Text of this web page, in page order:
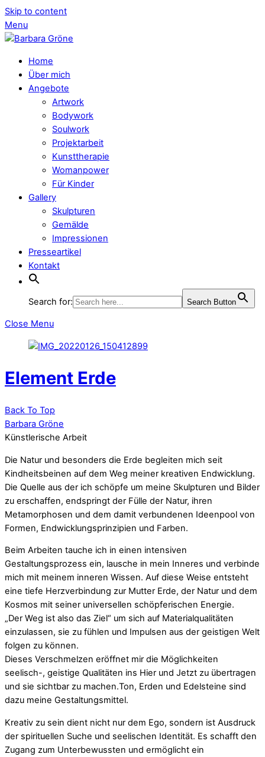
Skip to content
Menu
Home
Über mich
Angebote
Artwork
Bodywork
Soulwork
Projektarbeit
Kunsttherapie
Womanpower
Für Kinder
Gallery
Skulpturen
Gemälde
Impressionen
Presseartikel
Kontakt
Search for: Search Button
Close Menu
Element Erde
Back To Top
Barbara Gröne
Künstlerische Arbeit
Die Natur und besonders die Erde begleiten mich seit
Kindheitsbeinen auf dem Weg meiner kreativen Endwicklung.
Die Quelle aus der ich schöpfe um meine Skulpturen und Bilder
zu erschaffen, endspringt der Fülle der Natur, ihren
Metamorphosen und dem damit verbundenen Ideenpool von
Formen, Endwicklungsprinzipien und Farben.
Beim Arbeiten tauche ich in einen intensiven
Gestaltungsprozess ein, lausche in mein Inneres und verbinde
mich mit meinem inneren Wissen. Auf diese Weise entsteht
eine tiefe Herzverbindung zur Mutter Erde, der Natur und dem
Kosmos mit seiner universellen schöpferischen Energie.
„Der Weg ist also das Ziel“ um sich auf Materialqualitäten
einzulassen, sie zu fühlen und Impulsen aus der geistigen Welt
folgen zu können.
Dieses Verschmelzen eröffnet mir die Möglichkeiten
seelisch-, geistige Qualitäten ins Hier und Jetzt zu übertragen
und sie sichtbar zu machen.Ton, Erden und Edelsteine sind
dazu meine Gestaltungsmittel.
Kreativ zu sein dient nicht nur dem Ego, sondern ist Ausdruck
der spirituellen Suche und seelischen Identität. Es schafft den
Zugang zum Unterbewussten und ermöglicht ein